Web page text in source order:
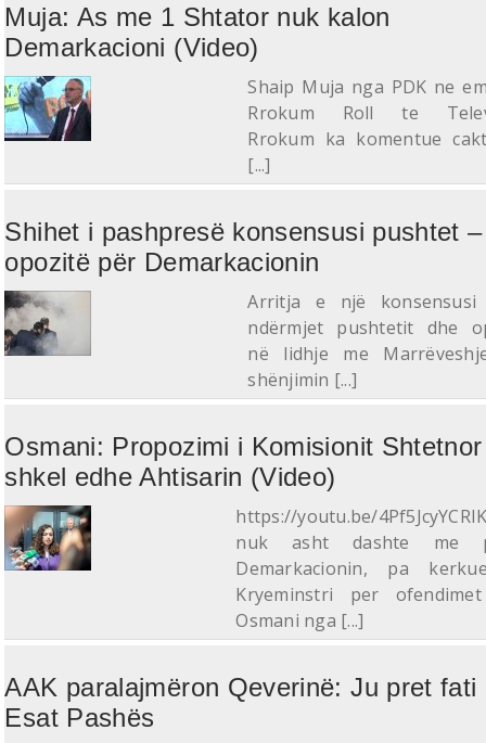
Muja: As me 1 Shtator nuk kalon
Demarkacioni (Video)
Shaip Muja nga PDK ne
Rrokum Roll te
Rrokum ka komentue
[...]
Shihet i pashpresë konsensusi pushtet –
opozitë për Demarkacionin
Arritja e një konsensusi
ndërmjet pushtetit dhe
në lidhje me
shënjimin [...]
Osmani: Propozimi i Komisionit
shkel edhe Ahtisarin (Video)
https://youtu.be/
nuk asht dashte me
Demarkacionin, pa
Kryeminstri per
Osmani nga [...]
AAK paralajmëron Qeverinë: Ju pret fati
Esat Pashës